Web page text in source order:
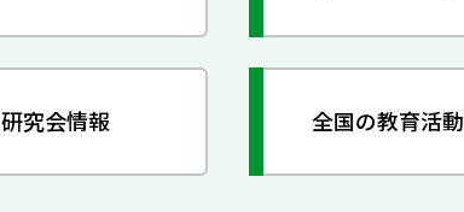
研究会情報 全国の教育活動